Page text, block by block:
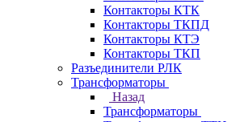
Контакторы КТК
Контакторы ТКПД
Контакторы КТЭ
Контакторы ТКП
Разъединители РЛК
Трансформаторы
Назад
Трансформаторы